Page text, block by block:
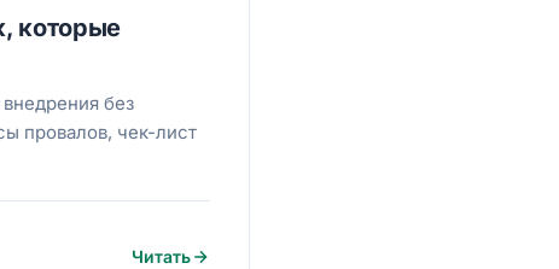
которые
без
провалов, чек-лист
Читать